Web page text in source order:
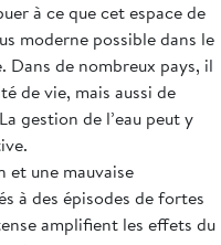
à ce que cet espace de
moderne possible dans le
de nombreux pays, il
de vie, mais aussi de
gestion de l’eau peut y
et une mauvaise
à des épisodes de fortes
amplifient les effets du